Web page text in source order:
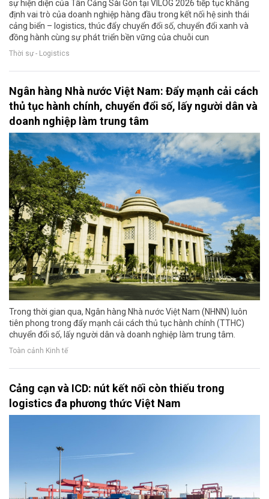
sự hiện diện của Tân Cảng Sài Gòn tại VILOG 2026 tiếp tục khẳng
định vai trò của doanh nghiệp hàng đầu trong kết nối hệ sinh thái
cảng biển – logistics, thúc đẩy chuyển đổi số, chuyển đổi xanh và
đồng hành cùng sự phát triển bền vững của chuỗi cun
Thời sự - Logistics
Ngân hàng Nhà nước Việt Nam: Đẩy mạnh cải cách
thủ tục hành chính, chuyển đổi số, lấy người dân và
doanh nghiệp làm trung tâm
Trong thời gian qua, Ngân hàng Nhà nước Việt Nam (NHNN) luôn
tiên phong trong đẩy mạnh cải cách thủ tục hành chính (TTHC)
chuyển đổi số, lấy người dân và doanh nghiệp làm trung tâm.
Toàn cảnh Kinh tế
Cảng cạn và ICD: nút kết nối còn thiếu trong
logistics đa phương thức Việt Nam